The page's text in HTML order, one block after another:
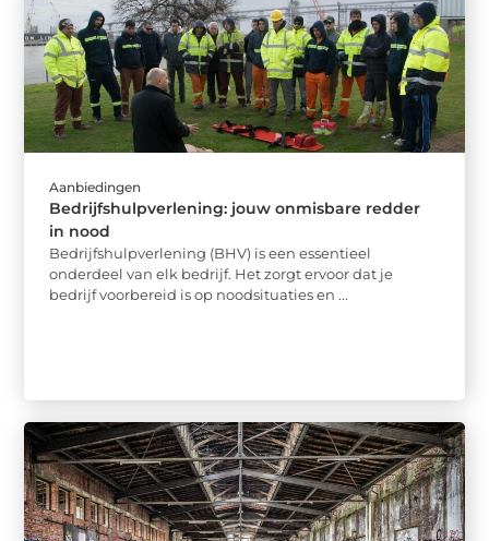
Aanbiedingen
Bedrijfshulpverlening: jouw onmisbare redder
in nood
Bedrijfshulpverlening (BHV) is een essentieel
onderdeel van elk bedrijf. Het zorgt ervoor dat je
bedrijf voorbereid is op noodsituaties en ...